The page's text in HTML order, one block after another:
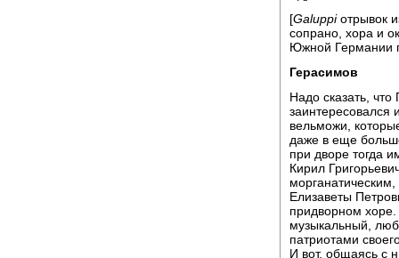
[Galuppiотрывок
сопрано, хора и
Южной Германии
Герасимов
Надо сказать,
заинтересовался
вельможи,
даже в еще
при дворе тогда
Кирил
Елизаветы
придворном
музыкальный,
патриотами
И вот, общаясь с